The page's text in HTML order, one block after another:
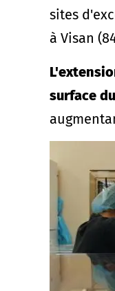
sites
à Visan
surface